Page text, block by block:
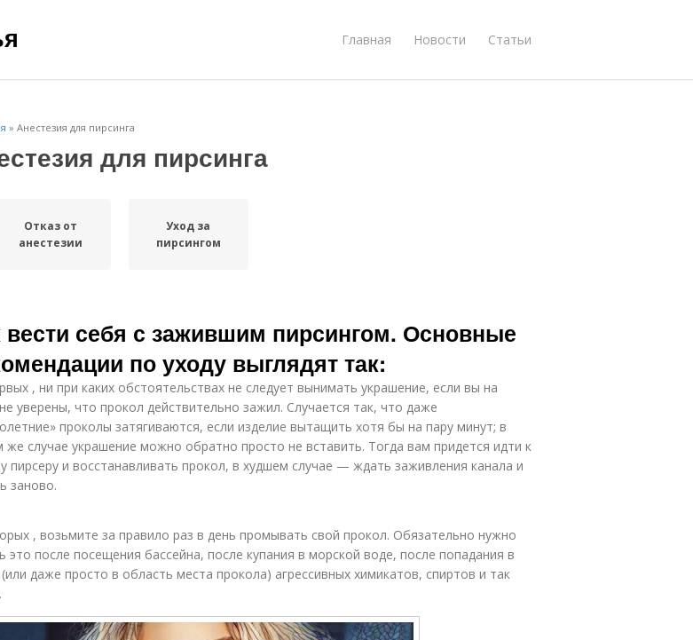
Главная Новости Статьи
» Анестезия для пирсинга
для пирсинга
Отказ от
анестезии
Уход за
пирсингом
вести себя с зажившим пирсингом. Основные
по уходу выглядят так:
, ни при каких обстоятельствах не следует вынимать украшение, если вы на
уверены, что прокол действительно зажил. Случается так, что даже
проколы затягиваются, если изделие вытащить хотя бы на пару минут; в
же случае украшение можно обратно просто не вставить. Тогда вам придется идти к
пирсеру и восстанавливать прокол, в худшем случае — ждать заживления канала и
заново.
, возьмите за правило раз в день промывать свой прокол. Обязательно нужно
это после посещения бассейна, после купания в морской воде, после попадания в
даже просто в область места прокола) агрессивных химикатов, спиртов и так